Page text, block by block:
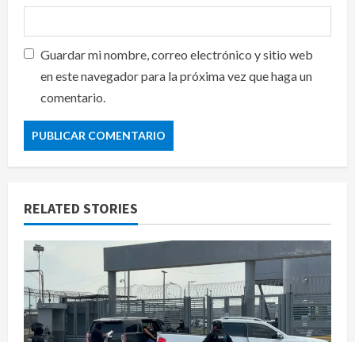
Guardar mi nombre, correo electrónico y sitio web
en este navegador para la próxima vez que haga un
comentario.
RELATED STORIES